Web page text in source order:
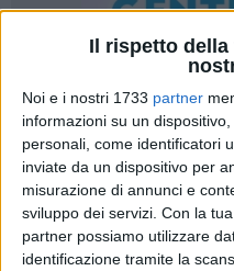
Il rispetto della
Noi e i nostri 1733 partner
informazioni su un
personali, come identificatori
inviate da un dispositivo per
misurazione di annunci e
sviluppo dei servizi. Con la
partner possiamo utilizzare
identificazione tramite la